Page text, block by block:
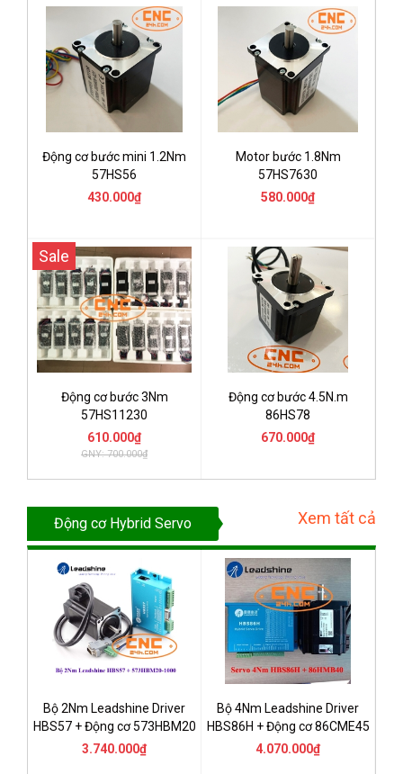
Động cơ bước mini 1.2Nm
57HS56
430.000₫
Motor bước 1.8Nm
57HS7630
580.000₫
Sale
Động cơ bước 3Nm
57HS11230
610.000₫
GNY: 700.000₫
Động cơ bước 4.5N.m
86HS78
670.000₫
Động cơ Hybrid Servo Xem tất cả
Bộ 2Nm Leadshine Driver
HBS57 + Động cơ 573HBM20
3.740.000₫
Bộ 4Nm Leadshine Driver
HBS86H + Động cơ 86CME45
4.070.000₫